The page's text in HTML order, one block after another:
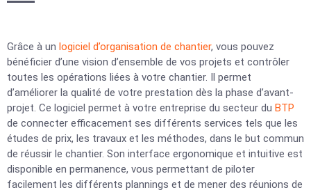
Grâce à un logiciel d’organisation de chantier, vous pouvez
bénéficier d’une vision d’ensemble de vos projets et contrôler
toutes les opérations liées à votre chantier. Il permet
d’améliorer la qualité de votre prestation dès la phase d’avant-
projet. Ce logiciel permet à votre entreprise du secteur du BTP
de connecter efficacement ses différents services tels que les
études de prix, les travaux et les méthodes, dans le but commun
de réussir le chantier. Son interface ergonomique et intuitive est
disponible en permanence, vous permettant de piloter
facilement les différents plannings et de mener des réunions de